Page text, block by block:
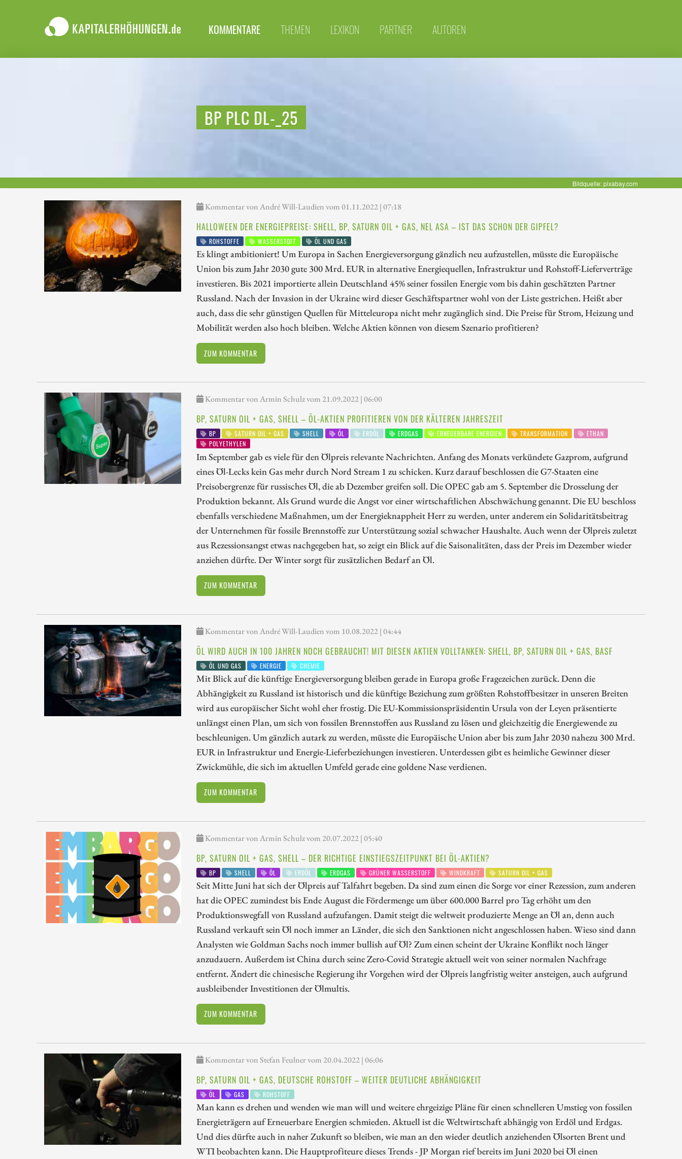
KOMMENTARE THEMEN LEXIKON PARTNER AUTOREN
BP PLC DL-_25
Bildquelle: pixabay.com
Kommentar von André Will-Laudien vom 01.11.2022 | 07:18
HALLOWEEN DER ENERGIEPREISE: SHELL, BP, SATURN OIL + GAS, NEL ASA – IST DAS SCHON DER GIPFEL?
ROHSTOFFE WASSERSTOFF ÖL UND GAS
Es klingt ambitioniert! Um Europa in Sachen Energieversorgung gänzlich neu aufzustellen, müsste die Europäische
Union bis zum Jahr 2030 gute 300 Mrd. EUR in alternative Energiequellen, Infrastruktur und Rohstoff-Lieferverträge
investieren. Bis 2021 importierte allein Deutschland 45% seiner fossilen Energie vom bis dahin geschätzten Partner
Russland. Nach der Invasion in der Ukraine wird dieser Geschäftspartner wohl von der Liste gestrichen. Heißt aber
auch, dass die sehr günstigen Quellen für Mitteleuropa nicht mehr zugänglich sind. Die Preise für Strom, Heizung und
Mobilität werden also hoch bleiben. Welche Aktien können von diesem Szenario profitieren?
ZUM KOMMENTAR
Kommentar von Armin Schulz vom 21.09.2022 | 06:00
BP, SATURN OIL + GAS, SHELL – ÖL-AKTIEN PROFITIEREN VON DER KÄLTEREN JAHRESZEIT
BP SATURN OIL + GAS SHELL ÖL ERDÖL ERDGAS ERNEUERBARE ENERGIEN TRANSFORMATION
ETHAN
POLYETHYLEN
Im September gab es viele für den Ölpreis relevante Nachrichten. Anfang des Monats verkündete Gazprom, aufgrund
eines Öl-Lecks kein Gas mehr durch Nord Stream 1 zu schicken. Kurz darauf beschlossen die G7-Staaten eine
Preisobergrenze für russisches Öl, die ab Dezember greifen soll. Die OPEC gab am 5. September die Drosselung der
Produktion bekannt. Als Grund wurde die Angst vor einer wirtschaftlichen Abschwächung genannt. Die EU beschloss
ebenfalls verschiedene Maßnahmen, um der Energieknappheit Herr zu werden, unter anderem ein Solidaritätsbeitrag
der Unternehmen für fossile Brennstoffe zur Unterstützung sozial schwacher Haushalte. Auch wenn der Ölpreis zuletzt
aus Rezessionsangst etwas nachgegeben hat, so zeigt ein Blick auf die Saisonalitäten, dass der Preis im Dezember wieder
anziehen dürfte. Der Winter sorgt für zusätzlichen Bedarf an Öl.
ZUM KOMMENTAR
Kommentar von André Will-Laudien vom 10.08.2022 | 04:44
ÖL WIRD AUCH IN 100 JAHREN NOCH GEBRAUCHT! MIT DIESEN AKTIEN VOLLTANKEN: SHELL, BP, SATURN OIL + GAS, BASF
ÖL UND GAS ENERGIE CHEMIE
Mit Blick auf die künftige Energieversorgung bleiben gerade in Europa große Fragezeichen zurück. Denn die
Abhängigkeit zu Russland ist historisch und die künftige Beziehung zum größten Rohstoffbesitzer in unseren Breiten
wird aus europäischer Sicht wohl eher frostig. Die EU-Kommissionspräsidentin Ursula von der Leyen präsentierte
unlängst einen Plan, um sich von fossilen Brennstoffen aus Russland zu lösen und gleichzeitig die Energiewende zu
beschleunigen. Um gänzlich autark zu werden, müsste die Europäische Union aber bis zum Jahr 2030 nahezu 300 Mrd.
EUR in Infrastruktur und Energie-Lieferbeziehungen investieren. Unterdessen gibt es heimliche Gewinner dieser
Zwickmühle, die sich im aktuellen Umfeld gerade eine goldene Nase verdienen.
ZUM KOMMENTAR
Kommentar von Armin Schulz vom 20.07.2022 | 05:40
BP, SATURN OIL + GAS, SHELL – DER RICHTIGE EINSTIEGSZEITPUNKT BEI ÖL-AKTIEN?
BP SHELL ÖL ERDÖL ERDGAS GRÜNER WASSERSTOFF WINDKRAFT SATURN OIL + GAS
Seit Mitte Juni hat sich der Ölpreis auf Talfahrt begeben. Da sind zum einen die Sorge vor einer Rezession, zum anderen
hat die OPEC zumindest bis Ende August die Fördermenge um über 600.000 Barrel pro Tag erhöht um den
Produktionswegfall von Russland aufzufangen. Damit steigt die weltweit produzierte Menge an Öl an, denn auch
Russland verkauft sein Öl noch immer an Länder, die sich den Sanktionen nicht angeschlossen haben. Wieso sind dann
Analysten wie Goldman Sachs noch immer bullish auf Öl? Zum einen scheint der Ukraine Konflikt noch länger
anzudauern. Außerdem ist China durch seine Zero-Covid Strategie aktuell weit von seiner normalen Nachfrage
entfernt. Ändert die chinesische Regierung ihr Vorgehen wird der Ölpreis langfristig weiter ansteigen, auch aufgrund
ausbleibender Investitionen der Ölmultis.
ZUM KOMMENTAR
Kommentar von Stefan Feulner vom 20.04.2022 | 06:06
BP, SATURN OIL + GAS, DEUTSCHE ROHSTOFF – WEITER DEUTLICHE ABHÄNGIGKEIT
ÖL GAS ROHSTOFF
Man kann es drehen und wenden wie man will und weitere ehrgeizige Pläne für einen schnelleren Umstieg von fossilen
Energieträgern auf Erneuerbare Energien schmieden. Aktuell ist die Weltwirtschaft abhängig von Erdöl und Erdgas.
Und dies dürfte auch in naher Zukunft so bleiben, wie man an den wieder deutlich anziehenden Ölsorten Brent und
WTI beobachten kann. Die Hauptprofiteure dieses Trends - JP Morgan rief bereits im Juni 2020 bei Öl einen